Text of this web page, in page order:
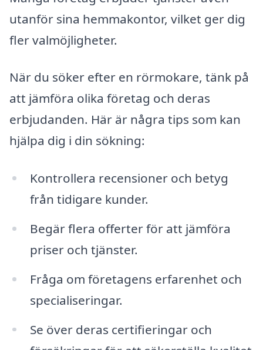
utanför sina hemmakontor, vilket ger dig
fler valmöjligheter.
När du söker efter en rörmokare, tänk på
att jämföra olika företag och deras
erbjudanden. Här är några tips som kan
hjälpa dig i din sökning:
Kontrollera recensioner och betyg
från tidigare kunder.
Begär flera offerter för att jämföra
priser och tjänster.
Fråga om företagens erfarenhet och
specialiseringar.
Se över deras certifieringar och